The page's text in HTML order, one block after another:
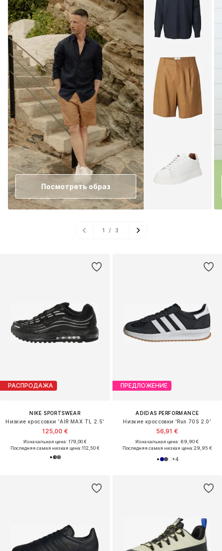
РАСПРОДАЖА
NIKE SPORTSWEAR
Низкие кроссовки 'AIR MAX TL 2.5'
125,00 €
Изначальная цена: 179,00 €
Последняя самая низкая цена:112,50 €
ПРЕДЛОЖЕНИЕ
ADIDAS PERFORMANCE
Низкие кроссовки 'Run 70S 2.0'
56,91 €
Изначальная цена: 69,90 €
Последняя самая низкая цена:29,95 €
+4
Посмотреть образ
1 / 3